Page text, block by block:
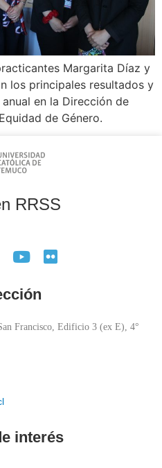
Margarita Díaz y
los principales resultados y
en la Dirección de
de Género.
RRSS
Francisco, Edificio 3 (ex E), 4°
interés